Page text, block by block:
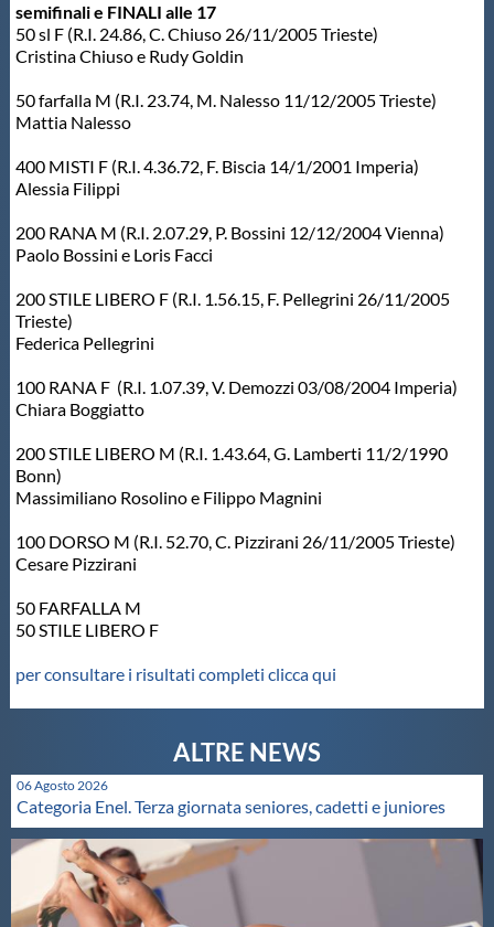
Intranet
Webmail
Contatti
Mappa del sito
semifinali e FINALI alle 17
50 sl F (R.I. 24.86, C. Chiuso 26/11/2005 Trieste)
Cristina Chiuso e Rudy Goldin
50 farfalla M (R.I. 23.74, M. Nalesso 11/12/2005 Trieste)
Mattia Nalesso
400 MISTI F (R.I. 4.36.72, F. Biscia 14/1/2001 Imperia)
Alessia Filippi
200 RANA M (R.I. 2.07.29, P. Bossini 12/12/2004 Vienna)
Paolo Bossini e Loris Facci
200 STILE LIBERO F (R.I. 1.56.15, F. Pellegrini 26/11/2005
Trieste)
Federica Pellegrini
100 RANA F (R.I. 1.07.39, V. Demozzi 03/08/2004 Imperia)
Chiara Boggiatto
200 STILE LIBERO M (R.I. 1.43.64, G. Lamberti 11/2/1990
Bonn)
Massimiliano Rosolino e Filippo Magnini
100 DORSO M (R.I. 52.70, C. Pizzirani 26/11/2005 Trieste)
Cesare Pizzirani
50 FARFALLA M
50 STILE LIBERO F
per consultare i risultati completi clicca qui
06 Agosto 2026
Categoria Enel. Terza giornata seniores, cadetti e juniores